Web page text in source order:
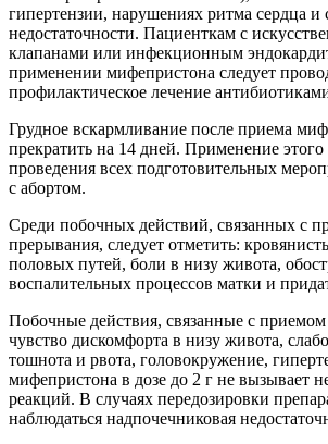
гипертензии, нарушениях ритма сердца и
недостаточности. Пациенткам с
клапанами или инфекционным
применении мифепристона следует
профилактическое лечение
Грудное вскармливание после приема
прекратить на 14 дней. Применение этого
проведения всех подготовительных
с абортом.
Среди побочных действий, связанных с
прерывания, следует отметить:
половых путей, боли в низу живота,
воспалительных процессов матки и
Побочные действия, связанные с
чувство дискомфорта в низу живота,
тошнота и рвота, головокружение,
мифепристона в дозе до 2 г не вызывает
реакций. В случаях передозировки
наблюдаться надпочечниковая